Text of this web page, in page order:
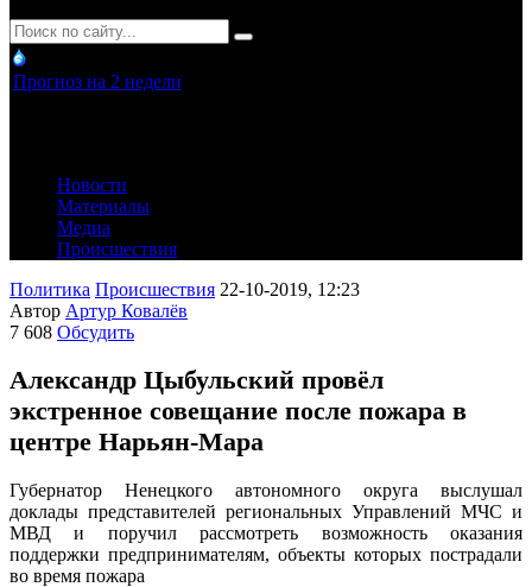
Прогноз на 2 недели
Новости
Материалы
Медиа
Происшествия
Политика Происшествия 22-10-2019, 12:23
Автор Артур Ковалёв
7 608 Обсудить
Александр Цыбульский провёл
экстренное совещание после пожара в
центре Нарьян-Мара
Губернатор Ненецкого автономного округа выслушал
доклады представителей региональных Управлений МЧС и
МВД и поручил рассмотреть возможность оказания
поддержки предпринимателям, объекты которых пострадали
во время пожара